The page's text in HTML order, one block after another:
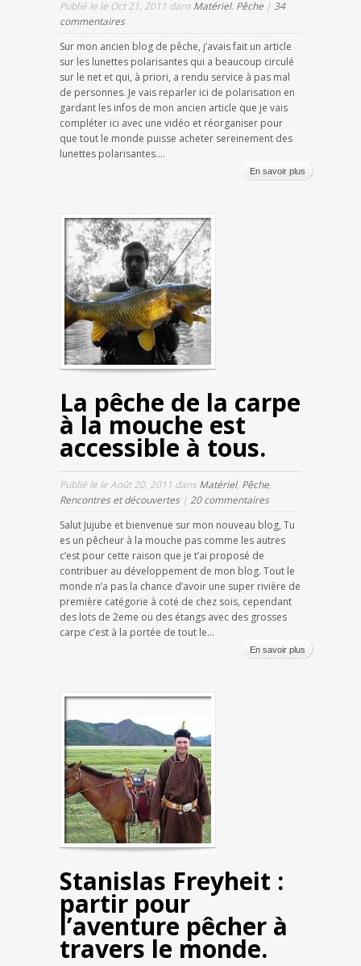
Publié le le Oct 21, 2011 dans Matériel, Pêche | 34
commentaires
Sur mon ancien blog de pêche, j’avais fait un article
sur les lunettes polarisantes qui a beaucoup circulé
sur le net et qui, à priori, a rendu service à pas mal
de personnes. Je vais reparler ici de polarisation en
gardant les infos de mon ancien article que je vais
compléter ici avec une vidéo et réorganiser pour
que tout le monde puisse acheter sereinement des
lunettes polarisantes....
En savoir plus
La pêche de la carpe
à la mouche est
accessible à tous.
Publié le le Août 20, 2011 dans Matériel, Pêche,
Rencontres et découvertes| 20 commentaires
Salut Jujube et bienvenue sur mon nouveau blog, Tu
es un pêcheur à la mouche pas comme les autres
c’est pour cette raison que je t’ai proposé de
contribuer au développement de mon blog. Tout le
monde n’a pas la chance d’avoir une super rivière de
première catégorie à coté de chez sois, cependant
des lots de 2eme ou des étangs avec des grosses
carpe c’est à la portée de tout le...
En savoir plus
Stanislas Freyheit :
partir pour
l’aventure pêcher à
travers le monde.